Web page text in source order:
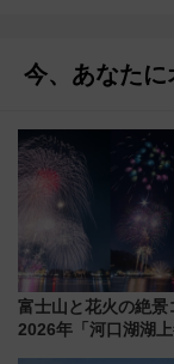
今、あなたに
富士山と花火の絶景
2026年「河口湖湖